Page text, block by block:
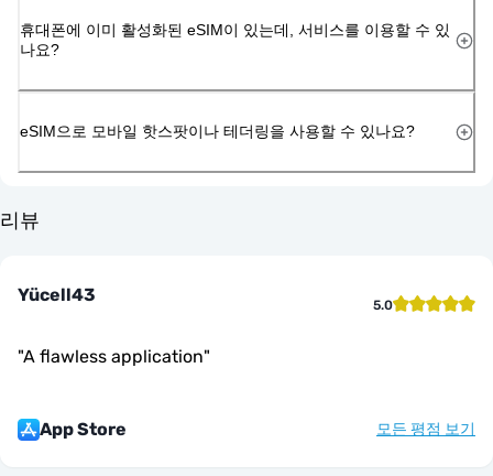
휴대폰에 이미 활성화된 eSIM이 있는데, 서비스를 이용할 수 있
나요?
eSIM으로 모바일 핫스팟이나 테더링을 사용할 수 있나요?
리뷰
Yücell43 5.0
"A flawless application"
App Store 모든 평점 보기